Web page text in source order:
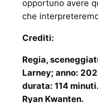
opportuno avere
che
Crediti:
Regia,
Larney; anno:
durata: 114
Ryan Kwanten.